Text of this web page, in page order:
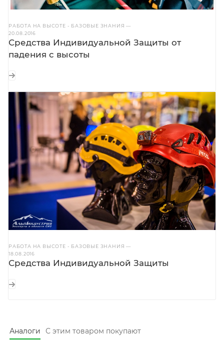
РАБОТА НА ВЫСОТЕ - БАЗОВЫЕ ЗНАНИЯ—
20.08.2016
Средства Индивидуальной Защиты от
падения с высоты
РАБОТА НА ВЫСОТЕ - БАЗОВЫЕ ЗНАНИЯ—
18.08.2016
Средства Индивидуальной Защиты
Аналоги С этим товаром покупают